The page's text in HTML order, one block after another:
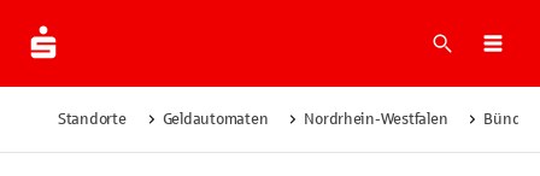
Suche
Standorte Geldautomaten Nordrhein-Westfalen Bünde